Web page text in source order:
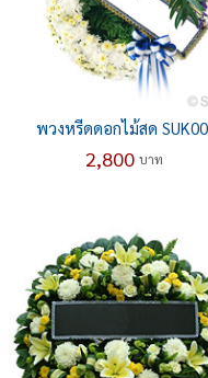
พวงหรีดดอกไม้สด
2,800 บาท